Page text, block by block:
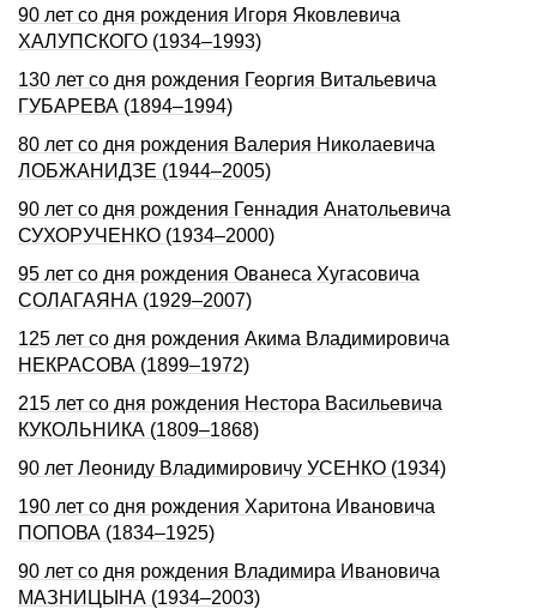
90 лет со дня pождения Игоpя Яковлевича
ХАЛУПСКОГО (1934–1993)
130 лет со дня рождения Георгия Витальевича
ГУБАРЕВА (1894–1994)
80 лет со дня рождения Валерия Николаевича
ЛОБЖАНИДЗЕ (1944–2005)
90 лет со дня рождения Геннадия Анатольевича
СУХОРУЧЕHКО (1934–2000)
95 лет со дня рождения Ованеса Хугасовича
СОЛАГАЯНА (1929–2007)
125 лет со дня рождения Акима Владимировича
НЕКРАСОВА (1899–1972)
215 лет со дня рождения Нестора Васильевича
КУКОЛЬНИКА (1809–1868)
90 лет Леониду Владимировичу УСЕНКО (1934)
190 лет со дня рождения Харитона Ивановича
ПОПОВА (1834–1925)
90 лет со дня рождения Владимира Ивановича
МАЗНИЦЫНА (1934–2003)